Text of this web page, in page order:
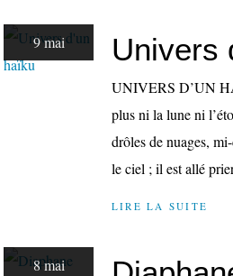
9 mai Univers
UNIVERS D’UN
plus ni la lune ni
drôles de nuages,
le ciel ; il est allé
LIRE LA SUITE
8 mai